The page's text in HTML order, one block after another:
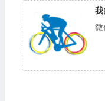
我
微